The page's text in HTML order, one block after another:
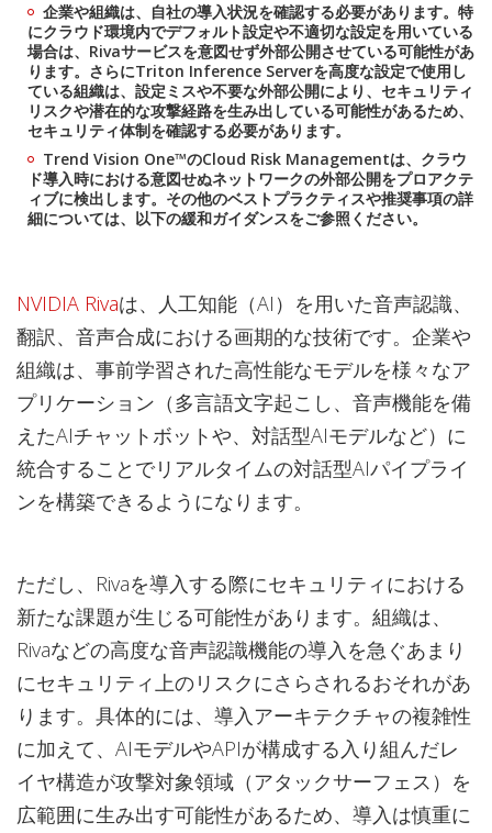
企業や組織は、自社の導入状況を確認する必要があります。特
にクラウド環境内でデフォルト設定や不適切な設定を用いている
場合は、Rivaサービスを意図せず外部公開させている可能性があ
ります。さらにTriton Inference Serverを高度な設定で使用し
ている組織は、設定ミスや不要な外部公開により、セキュリティ
リスクや潜在的な攻撃経路を生み出している可能性があるため、
セキュリティ体制を確認する必要があります。
Trend Vision One™のCloud Risk Managementは、クラウ
ド導入時における意図せぬネットワークの外部公開をプロアクテ
ィブに検出します。その他のベストプラクティスや推奨事項の詳
細については、以下の緩和ガイダンスをご参照ください。
NVIDIA Rivaは、人工知能（AI）を用いた音声認識、
翻訳、音声合成における画期的な技術です。企業や
組織は、事前学習された高性能なモデルを様々なア
プリケーション（多言語文字起こし、音声機能を備
えたAIチャットボットや、対話型AIモデルなど）に
統合することでリアルタイムの対話型AIパイプライ
ンを構築できるようになります。
ただし、Rivaを導入する際にセキュリティにおける
新たな課題が生じる可能性があります。組織は、
Rivaなどの高度な音声認識機能の導入を急ぐあまり
にセキュリティ上のリスクにさらされるおそれがあ
ります。具体的には、導入アーキテクチャの複雑性
に加えて、AIモデルやAPIが構成する入り組んだレ
イヤ構造が攻撃対象領域（アタックサーフェス）を
広範囲に生み出す可能性があるため、導入は慎重に